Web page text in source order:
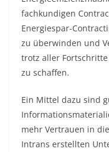
fachkundigen
Energiespar-
zu überwinden und
trotz aller
zu schaffen.
Ein Mittel dazu sind
mehr Vertrauen in
Intrans erstellten